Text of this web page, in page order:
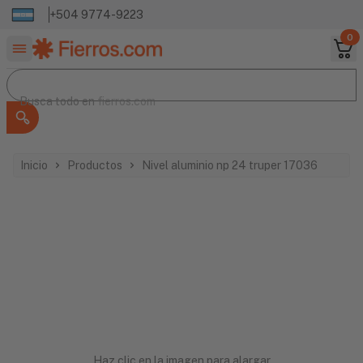
+504 9774-9223
0
Buscar productos
Busca todo en
Busca todo enfierros.com
Inicio Productos Nivel aluminio np 24 truper 17036